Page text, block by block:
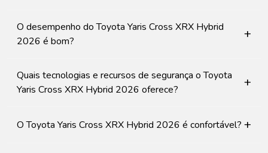
O desempenho do Toyota Yaris Cross XRX Hybrid
2026 é bom?
+
Quais tecnologias e recursos de segurança o Toyota
Yaris Cross XRX Hybrid 2026 oferece?
+
O Toyota Yaris Cross XRX Hybrid 2026 é confortável? +